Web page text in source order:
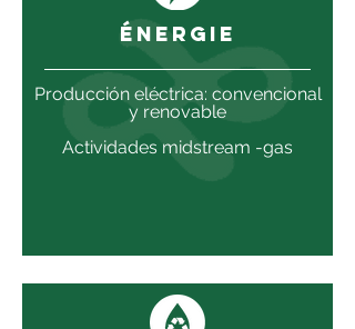
ÉNERGIE
Producción eléctrica: convencional
y renovable
Actividades midstream -gas